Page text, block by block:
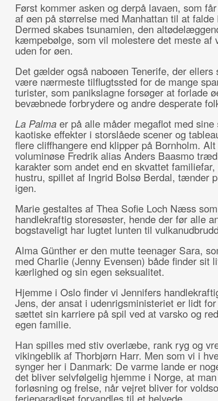
Først kommer asken og derpå lavaen, som
af øen på størrelse med Manhattan til at falde
Dermed skabes tsunamien, den
kæmpebølge, som vil molestere det meste af
uden for øen.
Det gælder også naboøen Tenerife, der ellers
være nærmeste tilflugtssted for de mange
turister, som panikslagne forsøger at forlade
bevæbnede forbrydere og andre desperate
La Palmaer på alle måder megaflot med sine
kaotiske effekter i storslåede scener og
flere cliffhangere end klipper på Bornholm.
voluminøse Fredrik alias Anders Baasmo
karakter som andet end en skvattet familiefar,
hustru, spillet af Ingrid Bolsø Berdal, tænder
igen.
Marie gestaltes af Thea Sofie Loch Næss
handlekraftig storesøster, hende der før alle
bogstaveligt har lugtet lunten til
Alma Günther er den mutte teenager Sara,
med Charlie (Jenny Evensen) både finder sit
kærlighed og sin egen seksualitet.
Hjemme i Oslo finder vi Jennifers
Jens, der ansat i udenrigsministeriet er lidt
sættet sin karriere på spil ved at varsko og
egen familie.
Han spilles med stiv overlæbe, rank ryg og
vikingeblik af Thorbjørn Harr. Men som vi i
synger her i Danmark: De varme lande er
det bliver selvfølgelig hjemme i Norge, at
forløsning og frelse, når vejret bliver for